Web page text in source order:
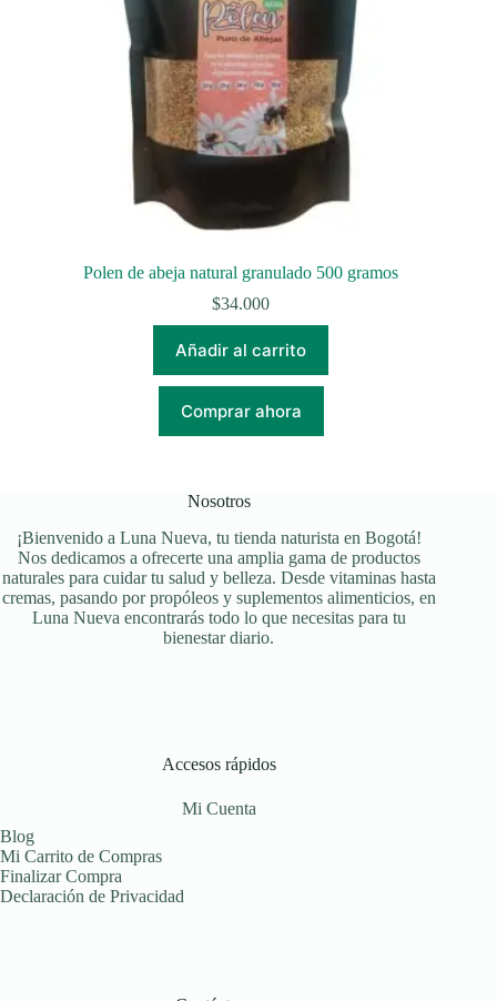
Polen de abeja natural granulado 500 gramos
$34.000
Añadir al carrito
Comprar ahora
Nosotros
¡Bienvenido a Luna Nueva, tu tienda naturista en Bogotá!
Nos dedicamos a ofrecerte una amplia gama de productos
naturales para cuidar tu salud y belleza. Desde vitaminas hasta
cremas, pasando por propóleos y suplementos alimenticios, en
Luna Nueva encontrarás todo lo que necesitas para tu
bienestar diario.
Accesos rápidos
Mi Cuenta
Blog
Mi Carrito de Compras
Finalizar Compra
Declaración de Privacidad